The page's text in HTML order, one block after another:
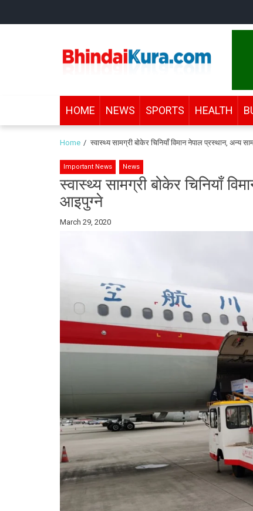
Bhindai Kura
HOME NEWS SPORTS HEALTH
Home स्वास्थ्य सामग्री बोकेर चिनियाँ विमान नेपाल प्रस्थान, अन्य
Important News News
स्वास्थ्य सामग्री बोकेर चिनियाँ
आइपुग्ने
By
March 29, 2020